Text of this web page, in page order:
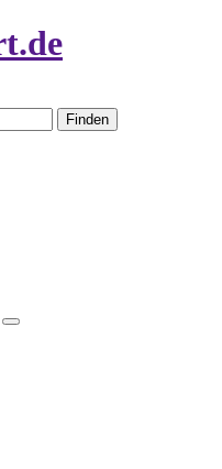
Finden